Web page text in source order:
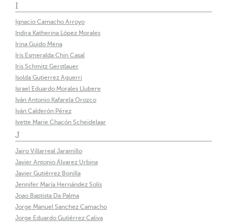
I
Ignacio Camacho Arroyo
Indira Katherina López Morales
Irina Guido Mena
Iris Esmeralda Chin Casal
Iris Schmitz Gerstlauer
Isolda Gutierrez Aguerri
Israel Eduardo Morales Llubere
Iván Antonio Kafarela Orozco
Iván Calderón Pérez
Ivette Marie Chacón Scheidelaar
J
Jairo Villarreal Jaramillo
Javier Antonio Álvarez Urbina
Javier Gutiérrez Bonilla
Jennifer María Hernández Solís
Joao Baptista Da Palma
Jorge Manuel Sanchez Camacho
Jorge Eduardo Gutiérrez Caliva